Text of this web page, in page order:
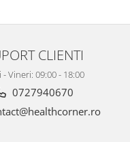
CLIENTI
- Vineri: 09:00 - 18:00
0727940670